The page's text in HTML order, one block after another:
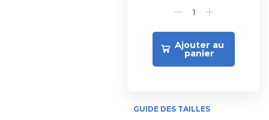
Ajouter au
panier
GUIDE DES TAILLES